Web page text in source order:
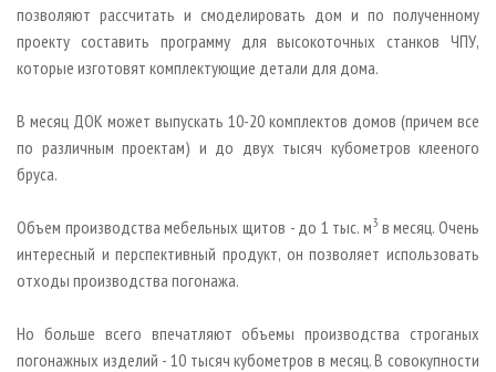
позволяют рассчитать и смоделировать дом и по полученному
проекту составить программу для высокоточных станков ЧПУ,
которые изготовят комплектующие детали для дома.
В месяц ДОК может выпускать 10-20 комплектов домов (причем все
по различным проектам) и до двух тысяч кубометров клееного
бруса.
Объем производства мебельных щитов - до 1 тыс. м3 в месяц. Очень
интересный и перспективный продукт, он позволяет использовать
отходы производства погонажа.
Но больше всего впечатляют объемы производства строганых
погонажных изделий - 10 тысяч кубометров в месяц. В совокупности